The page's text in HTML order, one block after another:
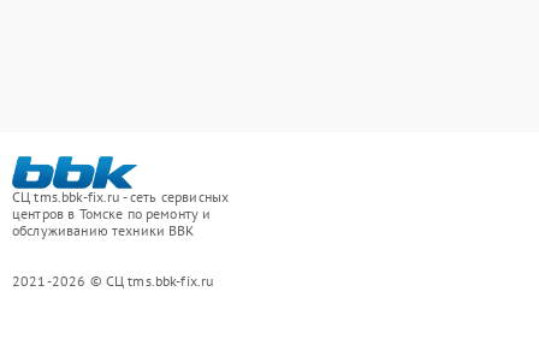
СЦ tms.bbk-fix.ru - сеть сервисных
центров в Томске по ремонту и
обслуживанию техники BBK
2021-2026 © СЦ tms.bbk-fix.ru